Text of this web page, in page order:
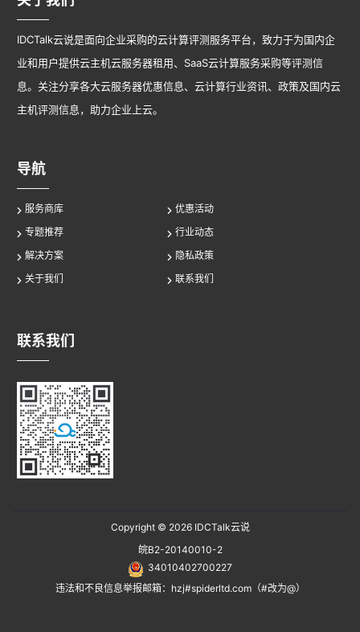
IDCTalk云说是面向企业采购的云计算评测服务平台，致力于为国内企
业和用户提供云主机云服务器租用、SaaS云计算服务采购等评测信
息。关注分享各大云服务器优惠信息、云计算行业资讯、政策及国内云
主机评测信息，助力企业上云。
导航
服务商库
优惠活动
专题推荐
行业动态
解决方案
隐私政策
关于我们
联系我们
联系我们
Copyright © 2026IDCTalk云说
皖B2-20140010-2
34010402700227
违法和不良信息举报邮箱：hzj#spiderltd.com（#改为@）